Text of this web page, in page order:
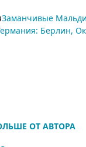
Заманчивые
Берлин,
ОТ АВТОРА